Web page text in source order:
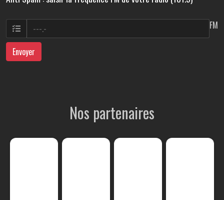
FM
Envoyer
Nos partenaires